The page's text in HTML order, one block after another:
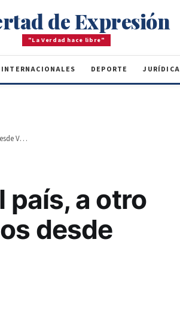
de Expresión
"La Verdad hace libre"
INTERNACIONALES DEPORTE JURÍDICA
Autoridades traen al país, a otro grupo de dominicanos desde Venezuela
país, a otro
desde